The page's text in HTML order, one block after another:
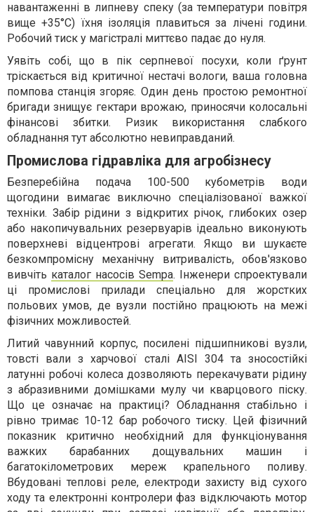
навантаженні в липневу спеку (за температури повітря
вище +35°C) їхня ізоляція плавиться за лічені години.
Робочий тиск у магістралі миттєво падає до нуля.
Уявіть собі, що в пік серпневої посухи, коли ґрунт
тріскається від критичної нестачі вологи, ваша головна
помпова станція згоряє. Один день простою ремонтної
бригади знищує гектари врожаю, приносячи колосальні
фінансові збитки. Ризик використання слабкого
обладнання тут абсолютно невиправданий.
Промислова гідравліка для агробізнесу
Безперебійна подача 100-500 кубометрів води
щогодини вимагає виключно спеціалізованої важкої
техніки. Забір рідини з відкритих річок, глибоких озер
або накопичувальних резервуарів ідеально виконують
поверхневі відцентрові агрегати. Якщо ви шукаєте
безкомпромісну механічну витривалість, обов'язково
вивчіть каталог насосів Sempa. Інженери спроектували
ці промислові прилади спеціально для жорстких
польових умов, де вузли постійно працюють на межі
фізичних можливостей.
Литий чавунний корпус, посилені підшипникові вузли,
товсті вали з харчової сталі AISI 304 та зносостійкі
латунні робочі колеса дозволяють перекачувати рідину
з абразивними домішками мулу чи кварцового піску.
Що це означає на практиці? Обладнання стабільно і
рівно тримає 10-12 бар робочого тиску. Цей фізичний
показник критично необхідний для функціонування
важких барабанних дощувальних машин і
багатокілометрових мереж крапельного поливу.
Вбудовані теплові реле, електроди захисту від сухого
ходу та електронні контролери фаз відключають мотор